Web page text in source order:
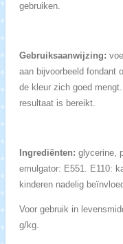
gebruiken.
Gebruiksaanwijzing:
aan bijvoorbeeld fondant
de kleur zich goed
resultaat is bereikt.
Ingrediënten: glycerine,
emulgator: E551. E110:
kinderen nadelig
Voor gebruik in
g/kg.